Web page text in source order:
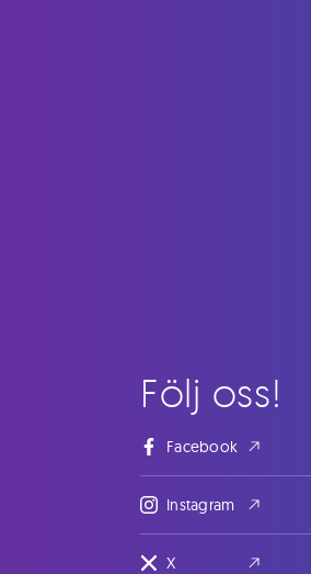
Följ oss!
Facebook
Instagram
X